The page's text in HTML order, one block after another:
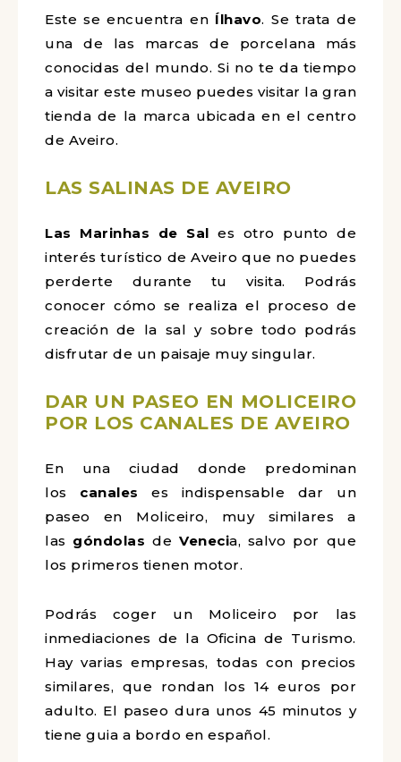
Este se encuentra en Ílhavo. Se trata de
una de las marcas de porcelana
más
conocidas del mundo. Si no te da tiempo
a visitar este museo puedes visitar la gran
tienda de la marca ubicada en el centro
de Aveiro.
LAS SALINAS DE AVEIRO
Las Marinhas de Sal es otro punto de
interés turístico de Aveiro que no puedes
perderte durante tu visita. Podrás
conocer cómo se realiza el proceso de
creación de la sal y sobre todo podrás
disfrutar de un paisaje muy singular.
DAR UN PASEO EN MOLICEIRO
POR LOS CANALES DE AVEIRO
En una ciudad donde predominan
los canales es indispensable dar un
paseo en Moliceiro, muy similares a
las góndolas deVenecia, salvo por que
los primeros tienen motor.
Podrás coger un Moliceiro por las
inmediaciones de la Oficina de Turismo.
Hay varias empresas, todas con precios
similares, que rondan los 14 euros por
adulto. El paseo dura unos 45 minutos y
tiene guia a bordo en español.